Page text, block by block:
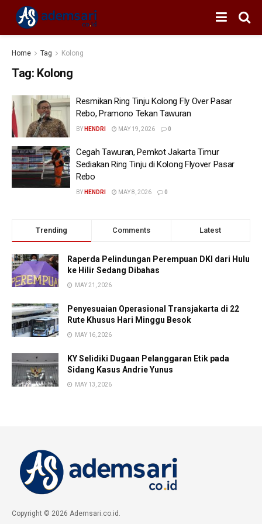
Home Tag Kolong
Tag: Kolong
Resmikan Ring Tinju Kolong Fly Over Pasar
Rebo, Pramono Tekan Tawuran
BY HENDRI MAY 19, 2026 0
Cegah Tawuran, Pemkot Jakarta Timur
Sediakan Ring Tinju di Kolong Flyover Pasar
Rebo
BY HENDRI MAY 8, 2026 0
Trending Comments Latest
Raperda Pelindungan Perempuan DKI dari Hulu
ke Hilir Sedang Dibahas
MAY 21, 2026
Penyesuaian Operasional Transjakarta di 22
Rute Khusus Hari Minggu Besok
MAY 16, 2026
KY Selidiki Dugaan Pelanggaran Etik pada
Sidang Kasus Andrie Yunus
MAY 13, 2026
Copyright © 2026 Ademsari.co.id.